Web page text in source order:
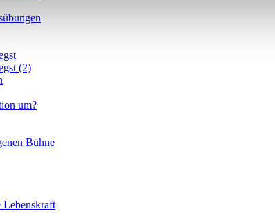
(2)
um?
Bühne
Lebenskraft